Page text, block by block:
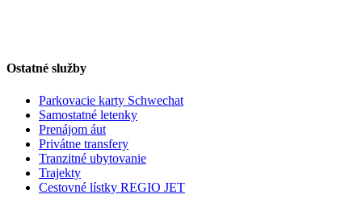
Ostatné služby
Parkovacie karty Schwechat
Samostatné letenky
Prenájom áut
Privátne transfery
Tranzitné ubytovanie
Trajekty
Cestovné lístky REGIO JET